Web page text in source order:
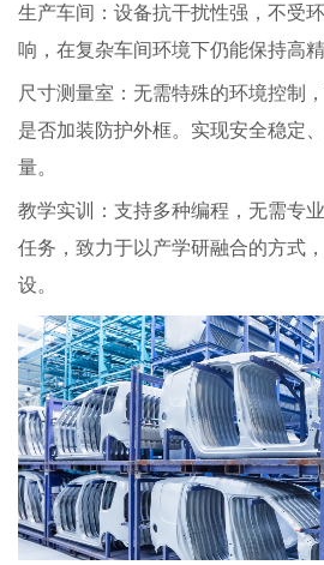
生产车间：设备抗干扰性强，不受
响，在复杂车间环境下仍能保持高精
尺寸测量室：无需特殊的环境控制
是否加装防护外框。实现安全稳定
量。
教学实训：支持多种编程，无需专
任务，致力于以产学研融合的方式
设。